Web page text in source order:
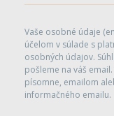
Vaše osobné údaje
účelom v súlade s
osobných údajov.
pošleme na váš
písomne, emailom
informačného emailu.